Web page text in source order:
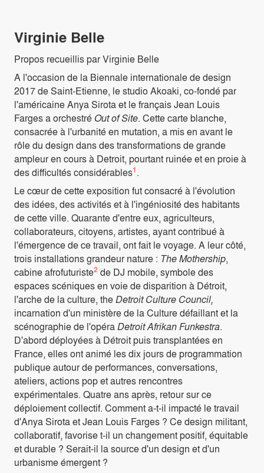
Virginie Belle
Propos recueillis par Virginie Belle
A l'occasion de la Biennale internationale de design
2017 de Saint-Etienne, le studio Akoaki, co-fondé par
l'américaine Anya Sirota et le français Jean Louis
Farges a orchestré Out of Site. Cette carte blanche,
consacrée à l'urbanité en mutation, a mis en avant le
rôle du design dans des transformations de grande
ampleur en cours à Detroit, pourtant ruinée et en proie à
des difficultés considérables1.
Le cœur de cette exposition fut consacré à l'évolution
des idées, des activités et à l'ingéniosité des habitants
de cette ville. Quarante d'entre eux, agriculteurs,
collaborateurs, citoyens, artistes, ayant contribué à
l'émergence de ce travail, ont fait le voyage. A leur côté,
trois installations grandeur nature : The Mothership,
cabine afrofuturiste2 de DJ mobile, symbole des
espaces scéniques en voie de disparition à Détroit,
l'arche de la culture, theDetroit Culture Council,
incarnation d'un ministère de la Culture défaillant et la
scénographie de l'opéraDetroit Afrikan Funkestra.
D'abord déployées à Détroit puis transplantées en
France, elles ont animé les dix jours de programmation
publique autour de performances, conversations,
ateliers, actions pop et autres rencontres
expérimentales. Quatre ans après, retour sur ce
déploiement collectif. Comment a-t-il impacté le travail
d'Anya Sirota et Jean Louis Farges ? Ce design militant,
collaboratif, favorise t-il un changement positif, équitable
et durable ? Serait-il la source d'un design et d'un
urbanisme émergent ?